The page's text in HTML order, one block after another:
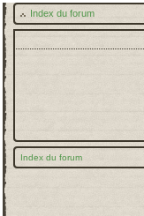
Index du forum
Index du forum